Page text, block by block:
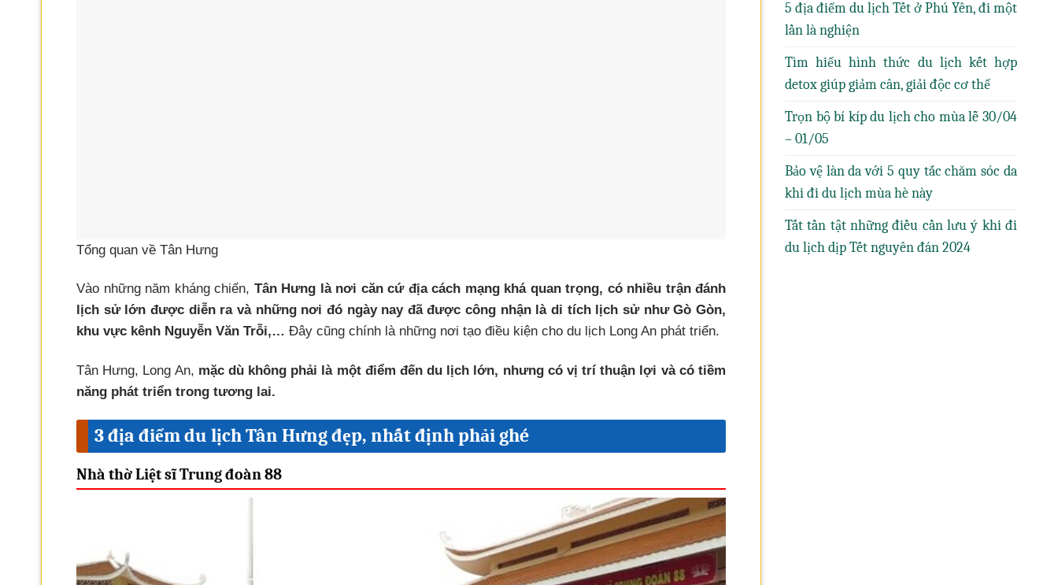
Tổng quan về Tân Hưng
Vào những năm kháng chiến, Tân Hưng là nơi căn cứ địa cách mạng khá quan trọng, có nhiều trận đánh
lịch sử lớn được diễn ra và những nơi đó ngày nay đã được công nhận là di tích lịch sử như Gò Gòn,
khu vực kênh Nguyễn Văn Trỗi,… Đây cũng chính là những nơi tạo điều kiện cho du lịch Long An phát triển.
Tân Hưng, Long An, mặc dù không phải là một điểm đến du lịch lớn, nhưng có vị trí thuận lợi và có tiềm
năng phát triển trong tương lai.
3 địa điểm du lịch Tân Hưng đẹp, nhất định phải ghé
Nhà thờ Liệt sĩ Trung đoàn 88
5 địa điểm du lịch Tết ở Phú Yên, đi một
lần là nghiện
Tìm hiểu hình thức du lịch kết hợp
detox giúp giảm cân, giải độc cơ thể
Trọn bộ bí kíp du lịch cho mùa lễ 30/04
– 01/05
Bảo vệ làn da với 5 quy tắc chăm sóc da
khi đi du lịch mùa hè này
Tất tần tật những điều cần lưu ý khi đi
du lịch dịp Tết nguyên đán 2024